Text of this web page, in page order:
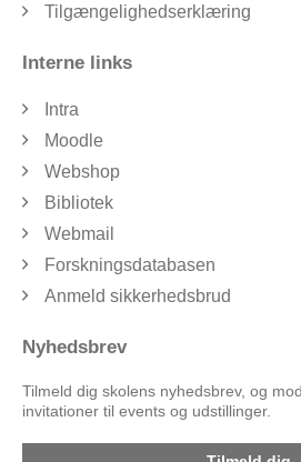
Tilgængelighedserklæring
Interne links
Intra
Moodle
Webshop
Bibliotek
Webmail
Forskningsdatabasen
Anmeld sikkerhedsbrud
Nyhedsbrev
Tilmeld dig skolens nyhedsbrev, og
invitationer til events og udstillinger.